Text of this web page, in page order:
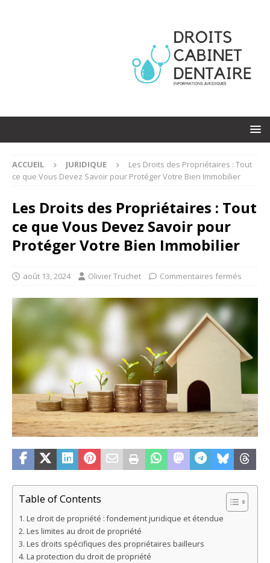
ACCUEIL JURIDIQUE
Les Droits des Propriétaires : Tout
ce que Vous Devez Savoir pour Protéger Votre Bien Immobilier
Les Droits des Propriétaires : Tout
ce que Vous Devez Savoir pour
Protéger Votre Bien Immobilier
août 13, 2024 Olivier Truchet Commentaires fermés
Table of Contents
Le droit de propriété : fondement juridique et étendue
Les limites au droit de propriété
Les droits spécifiques des propriétaires bailleurs
La protection du droit de propriété